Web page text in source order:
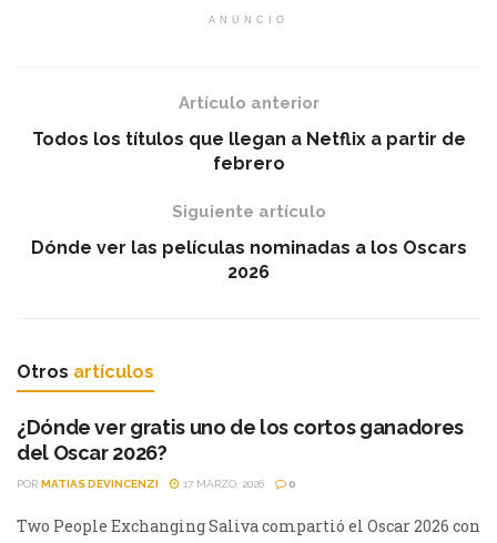
ANUNCIO
Artículo anterior
Todos los títulos que llegan a Netflix a partir de
febrero
Siguiente artículo
Dónde ver las películas nominadas a los Oscars
2026
Otros artículos
¿Dónde ver gratis uno de los cortos ganadores
del Oscar 2026?
POR MATIAS DEVINCENZI 17 MARZO, 2026 0
DESTACADO
Two People Exchanging Saliva compartió el Oscar 2026 con